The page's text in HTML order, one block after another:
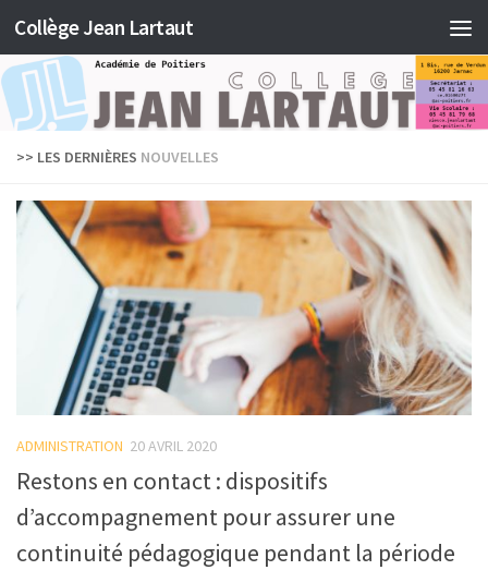
Skip to content
Collège Jean Lartaut
>> LES DERNIÈRES NOUVELLES
ADMINISTRATION 20 AVRIL 2020
Restons en contact : dispositifs
d’accompagnement pour assurer une
continuité pédagogique pendant la période